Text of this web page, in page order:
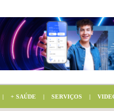
+ SAÚDE | SERVIÇOS |